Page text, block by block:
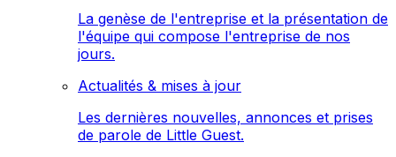
La genèse de l'entreprise et la présentation de
l'équipe qui compose l'entreprise de nos
jours.
Actualités & mises à jour
Les dernières nouvelles, annonces et prises
de parole de Little Guest.